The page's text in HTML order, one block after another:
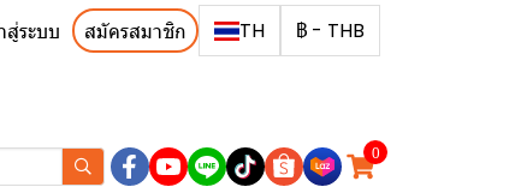
สู่ระบบ สมัครสมาชิก TH ฿ - THB
0